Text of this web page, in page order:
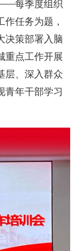
每季度组织
任务为题，
决策部署入脑
点工作开展
层、深入群众
青年干部学习